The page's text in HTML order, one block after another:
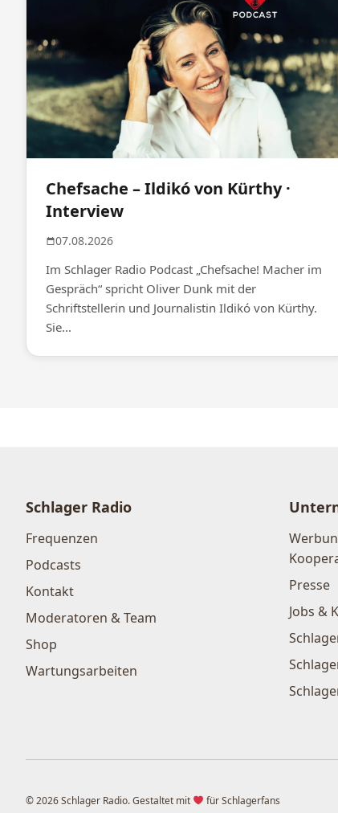
Chefsache – Ildikó von Kürthy ·
Interview
07.08.2026
Im Schlager Radio Podcast „Chefsache! Macher im
Gespräch“ spricht Oliver Dunk mit der
Schriftstellerin und Journalistin Ildikó von Kürthy.
Sie...
Schlager Radio
Frequenzen
Podcasts
Kontakt
Moderatoren & Team
Shop
Wartungsarbeiten
Presse
Jobs &
© 2026 Schlager Radio. Gestaltet mit für Schlagerfans